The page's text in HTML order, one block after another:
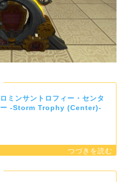
ロミンサントロフィー・センタ
ー -Storm Trophy (Center)-